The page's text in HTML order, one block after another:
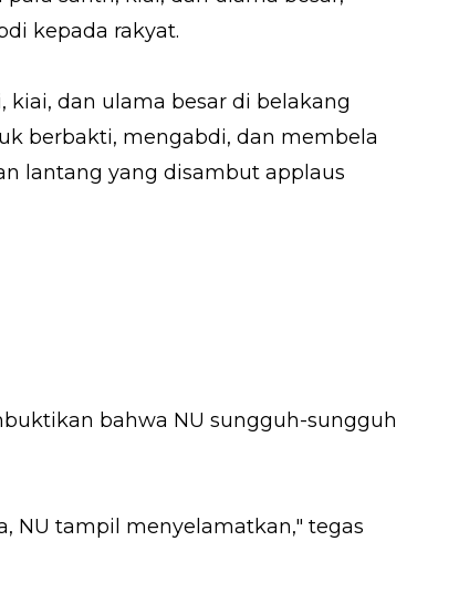
kepada rakyat.
kiai, dan ulama besar di belakang
berbakti, mengabdi, dan membela
lantang yang disambut applaus
bahwa NU sungguh-sungguh
NU tampil menyelamatkan," tegas